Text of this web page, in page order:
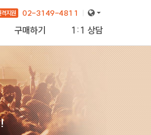
지원 02-3149-4811
구매하기 1:1 상담